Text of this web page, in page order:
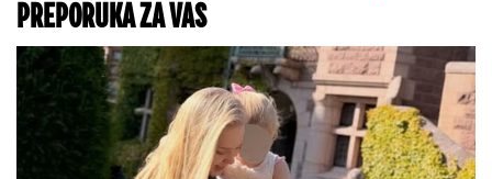
PREPORUKA ZA VAS